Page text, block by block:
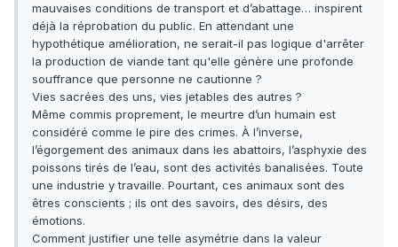
mauvaises conditions de transport et d’abattage… inspirent
déjà la réprobation du public. En attendant une
hypothétique amélioration, ne serait-il pas logique d'arrêter
la production de viande tant qu'elle génère une profonde
souffrance que personne ne cautionne ?
Vies sacrées des uns, vies jetables des autres ?
Même commis proprement, le meurtre d’un humain est
considéré comme le pire des crimes. À l’inverse,
l’égorgement des animaux dans les abattoirs, l’asphyxie des
poissons tirés de l’eau, sont des activités banalisées. Toute
une industrie y travaille. Pourtant, ces animaux sont des
êtres conscients ; ils ont des savoirs, des désirs, des
émotions.
Comment justifier une telle asymétrie dans la valeur